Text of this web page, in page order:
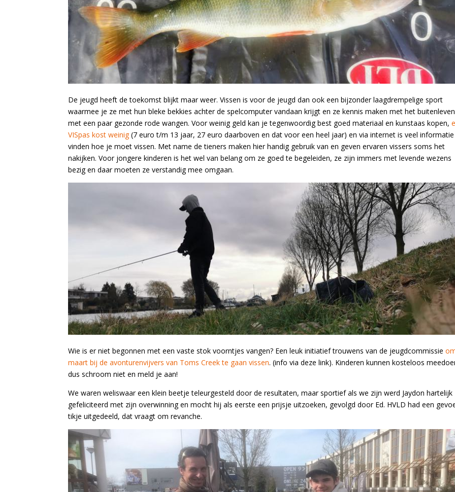
De jeugd heeft de toekomst blijkt maar weer. Vissen is voor de jeugd dan ook een bijzonder laagdrempelige sport
waarmee je ze met hun bleke bekkies achter de spelcomputer vandaan krijgt en ze kennis maken met het
met een paar gezonde rode wangen. Voor weinig geld kan je tegenwoordig best goed materiaal en kunstaas kopen,
VISpas kost weinig(7 euro t/m 13 jaar, 27 euro daarboven en dat voor een heel jaar) en via internet is veel
vinden hoe je moet vissen. Met name de tieners maken hier handig gebruik van en geven ervaren vissers soms het
nakijken. Voor jongere kinderen is het wel van belang om ze goed te begeleiden, ze zijn immers met levende wezens
bezig en daar moeten ze verstandig mee omgaan.
Wie is er niet begonnen met een vaste stok voorntjes vangen? Een leuk initiatief trouwens van de jeugdcommissie
maart bij de avonturenvijvers van Toms Creek te gaan vissen. (info via deze link). Kinderen kunnen kosteloos
dus schroom niet en meld je aan!
We waren weliswaar een klein beetje teleurgesteld door de resultaten, maar sportief als we zijn werd Jaydon hartelijk
gefeliciteerd met zijn overwinning en mocht hij als eerste een prijsje uitzoeken, gevolgd door Ed. HVLD had een
tikje uitgedeeld, dat vraagt om revanche.